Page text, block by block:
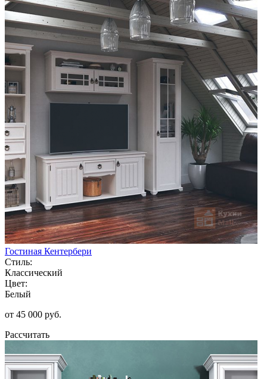
Гостиная Кентербери
Стиль:
Классический
Цвет:
Белый
от 45 000 руб.
Рассчитать